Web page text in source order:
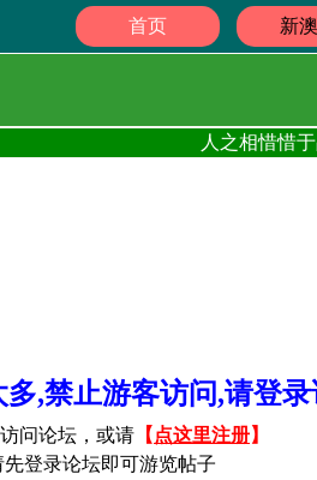
首页 新
人之相惜惜
多,禁止游客访问,请登
问论坛，或请 【 点这里注册】
登录论坛即可游览帖子